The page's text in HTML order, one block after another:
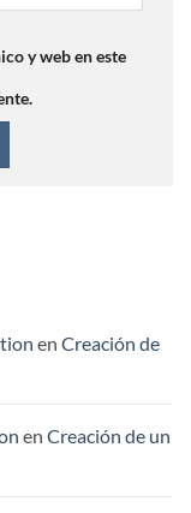
y web en este
en Creación de
en Creación de un